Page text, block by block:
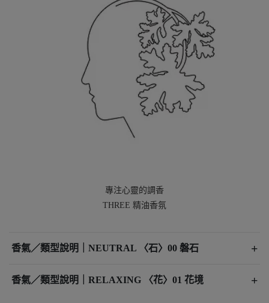
專注心靈的調香
THREE 精油香氛
香氣／類型說明｜NEUTRAL 〈石〉00 磐石 +
香氣／類型說明｜RELAXING 〈花〉01 花境 +